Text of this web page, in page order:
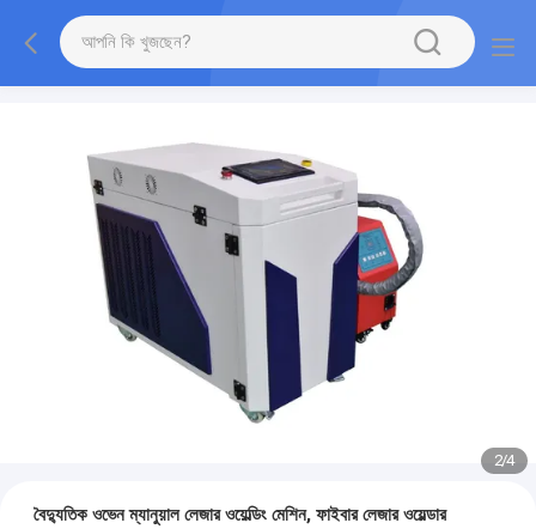
2/4
বৈদ্যুতিক ওভেন ম্যানুয়াল লেজার ওয়েল্ডিং মেশিন, ফাইবার লেজার ওয়েল্ডার